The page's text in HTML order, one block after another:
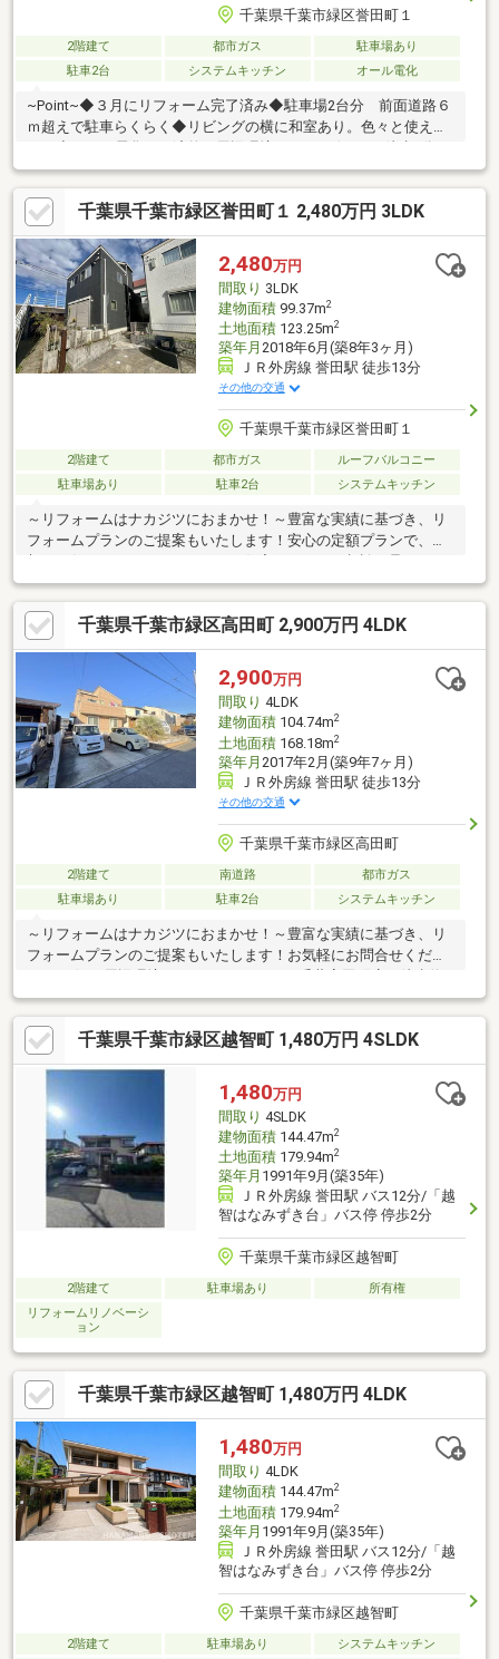
千葉県千葉市緑区誉田町１
2階建て 都市ガス
駐車場あり
駐車2台
システムキッチン オール電化
~Point~◆３月にリフォーム完了済み◆駐車場2台分 前面道路６
ｍ超えで駐車らくらく◆リビングの横に和室あり。色々と使えま
誉田小学校●誉田中学校物件の周辺環境の説明から他の気になる
物件なども一緒にご案内可能です！お迎えも可能ですのでお気軽
にお問い合わせください！■資料請求・内覧予約受付中■頭金0円
で購入したい、住宅ローンに不安がある。。かまとり住宅は地域
密着の不動産業者です！どのようなことでもお気軽になんでもご
相談ください！
千葉県千葉市緑区誉田町１ 2,480万円 3LDK
2,480万円
間取り 3LDK
建物面積99.37m2
土地面積123.25m2
築年月 2018年6月(築8年3ヶ月)
ＪＲ外房線 誉田駅 徒歩13分
その他の交通
千葉県千葉市緑区誉田町１
2階建て 都市ガス
ルーフバルコニー
駐車場あり
駐車2台 システムキッチン
～リフォームはナカジツにおまかせ！～豊富な実績に基づき、リ
フォームプランのご提案もいたします！安心の定額プランで、理
ります！お気軽にお問合せくださいませ☆□■周辺環境■□Farmers
Market Honda／徒歩約5分／約400ｍ誉田南公園／徒歩約7分／約
550ｍ誉田おもいやり保育園／徒歩約5分／約400ｍ□■交通■□外房
線「誉田」駅 徒歩約13分千葉中央バス「誉田小学校」停 徒歩
約2分■■■【ご内覧・ご来店 ご希望のお客様へ】■■■ご来店・ご
案内可能です！ご希望のお日にちをお気軽にご連絡下さい♪
千葉県千葉市緑区高田町 2,900万円 4LDK
2,900万円
間取り 4LDK
建物面積104.74m2
土地面積168.18m2
築年月 2017年2月(築9年7ヶ月)
ＪＲ外房線 誉田駅 徒歩13分
その他の交通
千葉県千葉市緑区高田町
2階建て 南道路
都市ガス
駐車場あり
駐車2台 システムキッチン
～リフォームはナカジツにおまかせ！～豊富な実績に基づき、リ
フォームプランのご提案もいたします！お気軽にお問合せくださ
分／約400ｍせんどう 誉田店／徒歩約12分／約900ｍウエルシア千
葉誉田店／徒歩約15分／約1200ｍ千葉南病院／徒歩約7分／約550
ｍたかだの森公園／徒歩約3分／約200ｍクニナたかだの森保育園
／徒歩約5分／約350ｍ千葉市立誉田東小学校／徒歩約7分／約550
ｍ千葉市立誉田中学校／徒歩約22分／約1700ｍ□■交通■□外房線
誉田駅 徒歩約13分千葉中央バス高田入口停 徒歩約14分
千葉県千葉市緑区越智町 1,480万円 4SLDK
1,480万円
間取り 4SLDK
建物面積144.47m2
土地面積179.94m2
築年月 1991年9月(築35年)
ＪＲ外房線 誉田駅 バス12分/「越
智はなみずき台」バス停 停歩2分
千葉県千葉市緑区越智町
2階建て 駐車場あり
所有権
リフォームリノベーシ
ョン
千葉県千葉市緑区越智町 1,480万円 4LDK
1,480万円
間取り 4LDK
建物面積144.47m2
土地面積179.94m2
築年月 1991年9月(築35年)
ＪＲ外房線 誉田駅 バス12分/「越
智はなみずき台」バス停 停歩2分
千葉県千葉市緑区越智町
2階建て 駐車場あり システムキッチン